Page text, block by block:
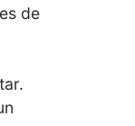
de